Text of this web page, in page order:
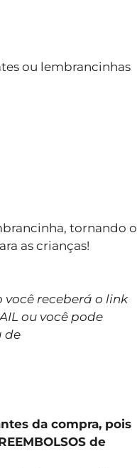
ou lembrancinhas
tornando o
as crianças!
receberá o link
ou você pode
de
da compra, pois
de